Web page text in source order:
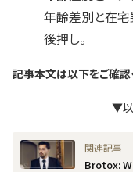
年齢差別と在
後押し。
記事本文は以下をご確認
▼以
Brotox: